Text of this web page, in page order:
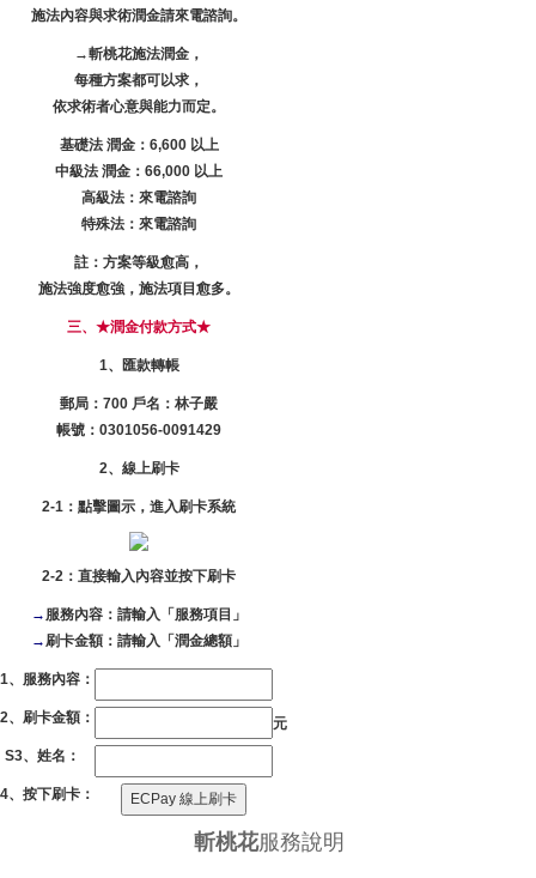
施法內容與求術潤金請來電諮詢。
→斬桃花施法潤金，
每種方案都可以求，
依求術者心意與能力而定。
基礎法 潤金：6,600 以上
中級法 潤金：66,000 以上
高級法：來電諮詢
特殊法：來電諮詢
註：方案等級愈高，
施法強度愈強，施法項目愈多。
三、★潤金付款方式★
1、匯款轉帳
郵局：700 戶名：林子嚴
帳號：0301056-0091429
2、線上刷卡
2-1：點擊圖示，進入刷卡系統
2-2：直接輸入內容並按下刷卡
→ 服務內容：請輸入「服務項目」
→刷卡金額：請輸入「潤金總額」
、服務內容：
、刷卡金額：
元
S3、姓名：
、按下刷卡：
斬桃花服務說明